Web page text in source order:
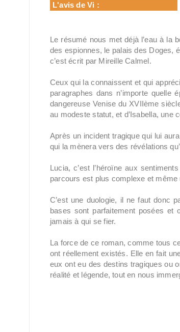
L'avis de Vi :
Le résumé nous met déjà l’eau à la
des espionnes, le palais des Doges,
c’est écrit par Mireille Calmel.
Ceux qui la connaissent et qui
paragraphes dans n’importe quelle
dangereuse Venise du XVIIème
au modeste statut, et d’Isabella, une
Après un incident tragique qui lui
qui la mènera vers des révélations
Lucia, c’est l’héroïne aux
parcours est plus complexe et
C’est une duologie, il ne faut donc
bases sont parfaitement posées et
jamais à qui se fier.
La force de ce roman, comme tous
ont réellement existés. Elle en fait
eux ont eu des destins tragiques ou
réalité et légende, tout en nous